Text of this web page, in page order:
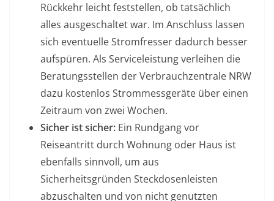
Rückkehr leicht feststellen, ob tatsächlich
alles ausgeschaltet war. Im Anschluss lassen
sich eventuelle Stromfresser dadurch besser
aufspüren. Als Serviceleistung verleihen die
Beratungsstellen der Verbrauchzentrale NRW
dazu kostenlos Strommessgeräte über einen
Zeitraum von zwei Wochen.
Sicher ist sicher: Ein Rundgang vor
Reiseantritt durch Wohnung oder Haus ist
ebenfalls sinnvoll, um aus
Sicherheitsgründen Steckdosenleisten
abzuschalten und von nicht genutzten